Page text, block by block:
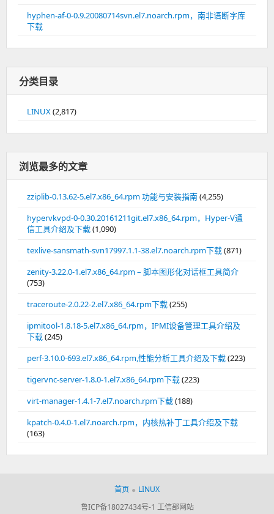
hyphen-af-0-0.9.20080714svn.el7.noarch.rpm，南非语断字库
下载
分类目录
LINUX(2,817)
浏览最多的文章
zziplib-0.13.62-5.el7.x86_64.rpm 功能与安装指南(4,255)
hypervkvpd-0-0.30.20161211git.el7.x86_64.rpm，Hyper-V通
信工具介绍及下载(1,090)
texlive-sansmath-svn17997.1.1-38.el7.noarch.rpm下载(871)
zenity-3.22.0-1.el7.x86_64.rpm – 脚本图形化对话框工具简介
(753)
traceroute-2.0.22-2.el7.x86_64.rpm下载(255)
ipmitool-1.8.18-5.el7.x86_64.rpm，IPMI设备管理工具介绍及
下载(245)
perf-3.10.0-693.el7.x86_64.rpm,性能分析工具介绍及下载(223)
tigervnc-server-1.8.0-1.el7.x86_64.rpm下载(223)
virt-manager-1.4.1-7.el7.noarch.rpm下载(188)
kpatch-0.4.0-1.el7.noarch.rpm，内核热补丁工具介绍及下载
(163)
首页
LINUX
鲁ICP备18027434号-1 工信部网站